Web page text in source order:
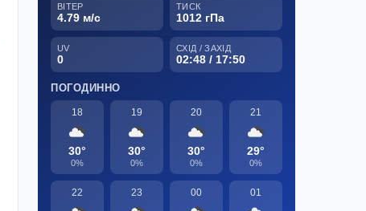
ВІТЕР
4.79 м/с
ТИСК
1012 гПа
UV
0
СХІД / ЗАХІД
02:48 / 17:50
ПОГОДИННО
18
30°
0%
19
30°
0%
20
30°
0%
21
29°
0%
22 23 00 01